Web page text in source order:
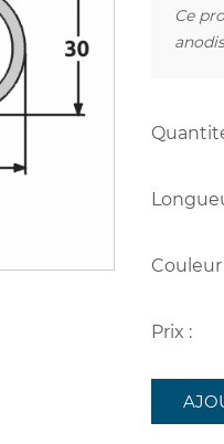
Ce
Couleur
Prix :